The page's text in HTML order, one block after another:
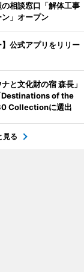
相談窓口「解体工事
」オープン
】公式アプリをリリー
と文化財の宿 森長」
Destinations of the
Collectionに選出
見る